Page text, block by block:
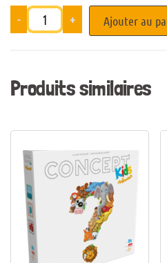
- + Ajouter au
Produits similaires